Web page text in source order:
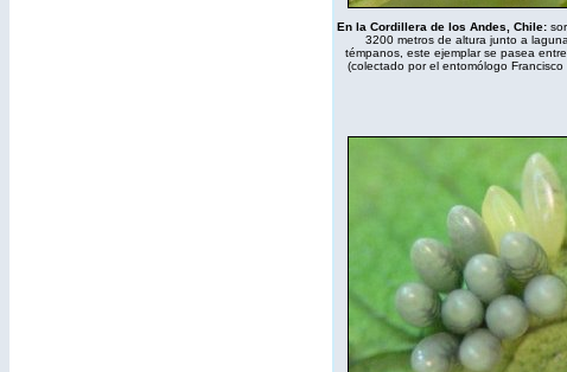
En la Cordillera de los Andes, Chile:
3200 metros de altura junto a
témpanos, este ejemplar se pasea
(colectado por el entomólogo Francisco